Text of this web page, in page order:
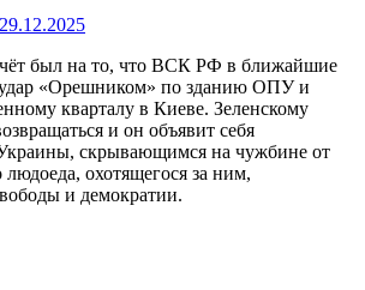
29.12.2025
был на то, что ВСК РФ в ближайшие
удар «Орешником» по зданию ОПУ и
кварталу в Киеве. Зеленскому
и он объявит себя
скрывающимся на чужбине от
охотящегося за ним,
и демократии.